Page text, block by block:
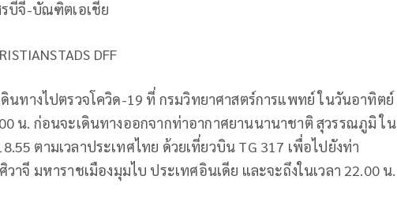
บีจี-บัณฑิตเอเชีย
DFF
นทางไปตรวจโควิด-19 ที่ กรมวิทยาศาสตร์การแพทย์ ในวันอาทิตย์
น. ก่อนจะเดินทางออกจากท่าอากาศยานนานาชาติ สุวรรณภูมิ ใน
ตามเวลาประเทศไทย ด้วยเที่ยวบิน TG 317 เพื่อไปยังท่า
ศิวาจี มหาราชเมืองมุมไบ ประเทศอินเดีย และจะถึงในเวลา 22.00 น.